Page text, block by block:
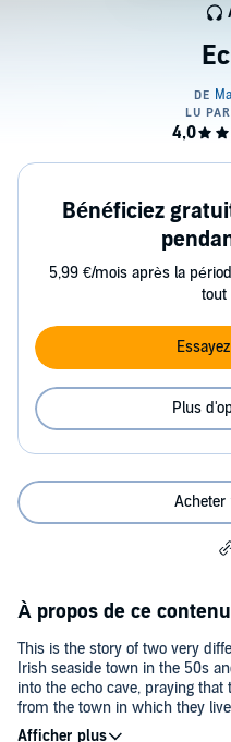
Bénéficiez
5,99 €/mois après la
tout
Plus
Acheter
À propos de ce
This is the story of two very
Irish seaside town in the 50s
into the echo cave, praying
from the town in which they
grey with wind and sea spray,